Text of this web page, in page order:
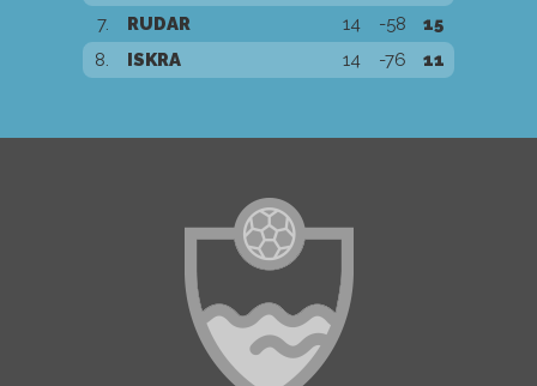
7.
RUDAR 14 -58
15
8.
ISKRA 14 -76 11